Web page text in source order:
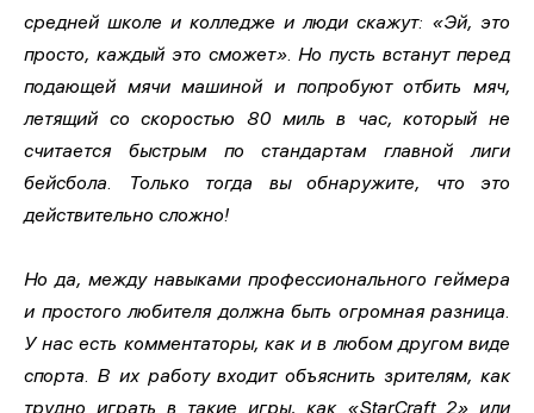
средней школе и колледже и люди скажут: «Эй, это
просто, каждый это сможет». Но пусть встанут перед
подающей мячи машиной и попробуют отбить мяч,
летящий со скоростью 80 миль в час, который не
считается быстрым по стандартам главной лиги
бейсбола. Только тогда вы обнаружите, что это
действительно сложно!
Но да, между навыками профессионального геймера
и простого любителя должна быть огромная разница.
У нас есть комментаторы, как и в любом другом виде
спорта. В их работу входит объяснить зрителям, как
трудно играть в такие игры, как «StarCraft 2» или